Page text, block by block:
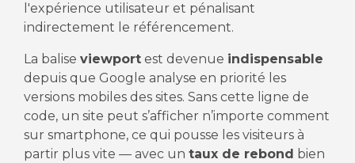
l'expérience utilisateur et pénalisant
indirectement le référencement.
La balise viewportest devenue indispensable
depuis que Google analyse en priorité les
versions mobiles des sites. Sans cette ligne de
code, un site peut s’afficher n’importe comment
sur smartphone, ce qui pousse les visiteurs à
partir plus vite — avec un taux de rebond bien